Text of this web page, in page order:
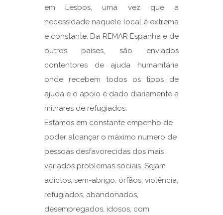
em Lesbos, uma vez que a
necessidade naquele local é extrema
e constante. Da REMAR Espanha e de
outros países, são enviados
contentores de ajuda humanitária
onde recebem todos os tipos de
ajuda e o apoio é dado diariamente a
milhares de refugiados.
Estamos em constante empenho de
poder alcançar o máximo numero de
pessoas desfavorecidas dos mais
variados problemas sociais. Sejam
adictos, sem-abrigo, órfãos, violência,
refugiados, abandonados,
desempregados, idosos, com